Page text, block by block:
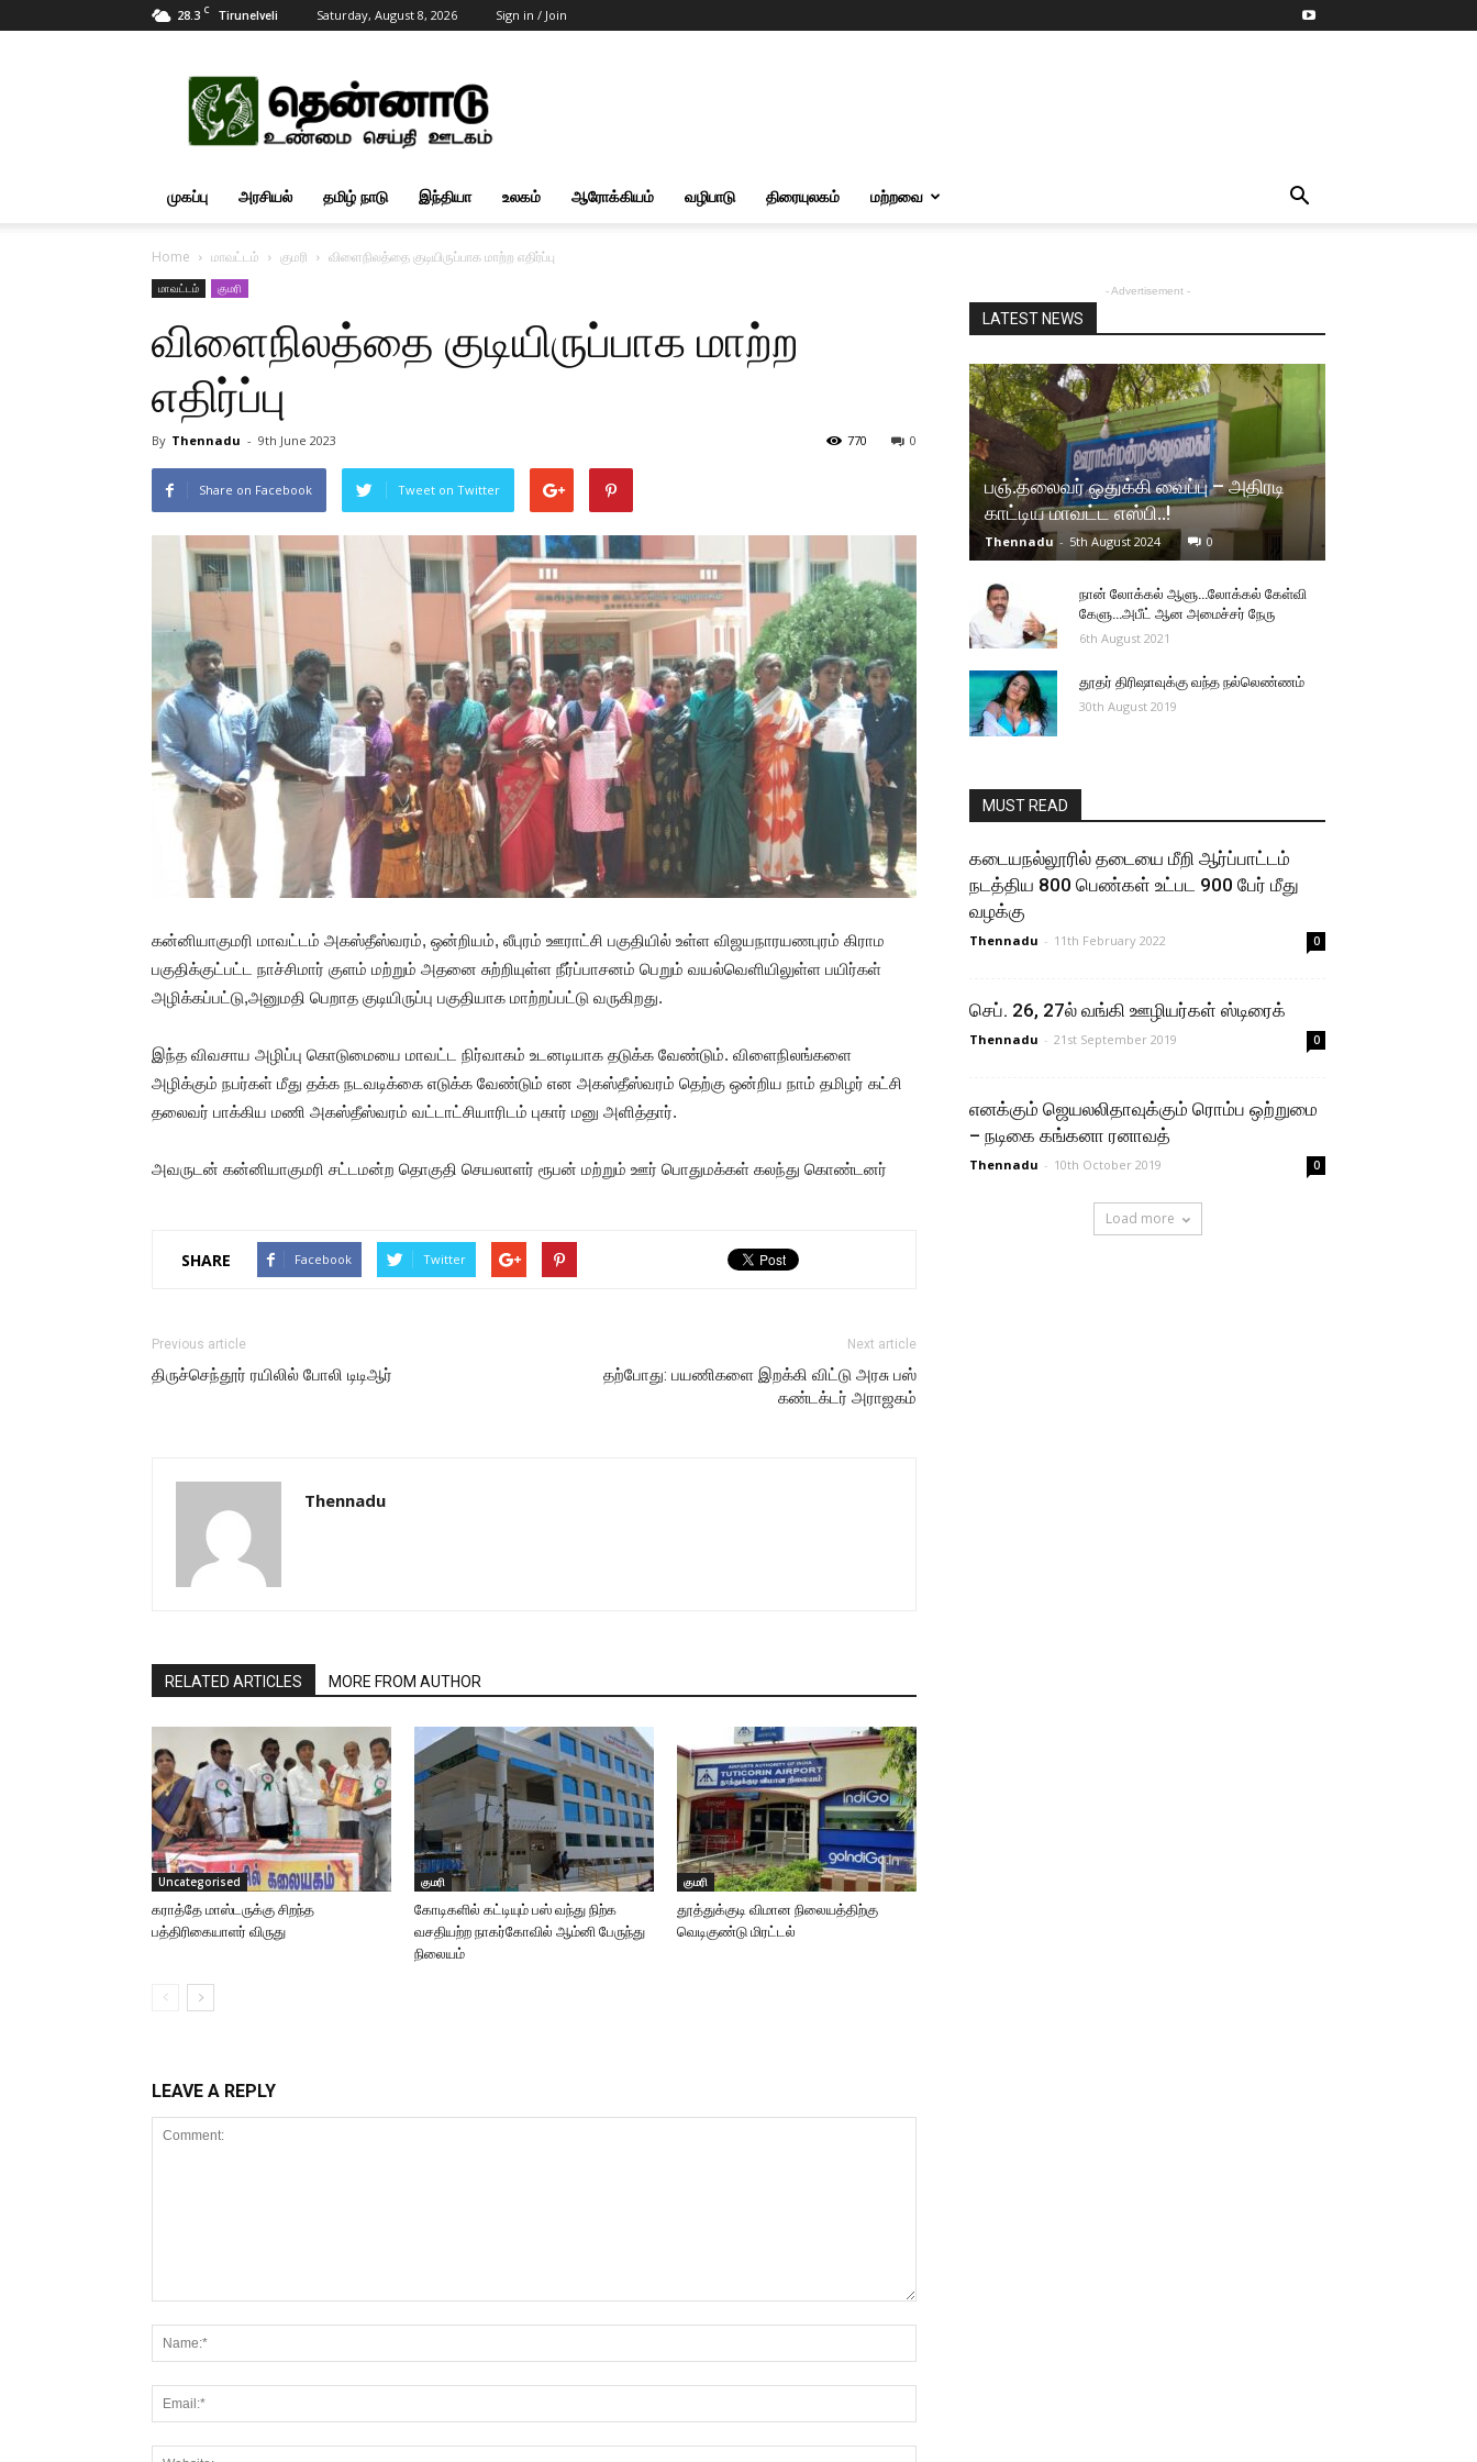
28.3 C Tirunelveli Saturday, August 8, 2026 Sign in / Join
Tamil
News
Updates
முகப்பு அரசியல் தமிழ் நாடு இந்தியா உலகம் ஆரோக்கியம் வழிபாடு திரையுலகம் மற்றவை
Home மாவட்டம் குமரி விளைநிலத்தை குடியிருப்பாக மாற்ற எதிர்ப்பு
மாவட்டம் குமரி
விளைநிலத்தை குடியிருப்பாக மாற்ற
எதிர்ப்பு
By Thennadu - 9th June 2023 0
770
Share on Facebook Tweet on Twitter
கன்னியாகுமரி மாவட்டம் அகஸ்தீஸ்வரம், ஒன்றியம், லீபுரம் ஊராட்சி பகுதியில் உள்ள விஜயநாரயணபுரம் கிராம
பகுதிக்குட்பட்ட நாச்சிமார் குளம் மற்றும் அதனை சுற்றியுள்ள நீர்ப்பாசனம் பெறும் வயல்வெளியிலுள்ள பயிர்கள்
அழிக்கப்பட்டு,அனுமதி பெறாத குடியிருப்பு பகுதியாக மாற்றப்பட்டு வருகிறது.
இந்த விவசாய அழிப்பு கொடுமையை மாவட்ட நிர்வாகம் உடனடியாக தடுக்க வேண்டும். விளைநிலங்களை
அழிக்கும் நபர்கள் மீது தக்க நடவடிக்கை எடுக்க வேண்டும் என அகஸ்தீஸ்வரம் தெற்கு ஒன்றிய நாம் தமிழர் கட்சி
தலைவர் பாக்கிய மணி அகஸ்தீஸ்வரம் வட்டாட்சியாரிடம் புகார் மனு அளித்தார்.
அவருடன் கன்னியாகுமரி சட்டமன்ற தொகுதி செயலாளர் ரூபன் மற்றும் ஊர் பொதுமக்கள் கலந்து கொண்டனர்
SHARE Facebook Twitter
Previous article
திருச்செந்தூர் ரயிலில் போலி டிடிஆர்
Next article
தற்போது: பயணிகளை இறக்கி விட்டு அரசு பஸ்
கண்டக்டர் அராஜகம்
Thennadu
RELATED ARTICLES MORE FROM AUTHOR
Uncategorised
கராத்தே மாஸ்டருக்கு சிறந்த
பத்திரிகையாளர் விருது
குமரி
கோடிகளில் கட்டியும் பஸ் வந்து நிற்க
வசதியற்ற நாகர்கோவில் ஆம்னி பேருந்து
நிலையம்
குமரி
தூத்துக்குடி விமான நிலையத்திற்கு
வெடிகுண்டு மிரட்டல்
LEAVE A REPLY
- Advertisement -
LATEST NEWS
பஞ்.தலைவர் ஒதுக்கி வைப்பு – அதிரடி
காட்டிய மாவட்ட எஸ்பி..!
Thennadu - 5th August 2024 0
நான் லோக்கல் ஆளு…லோக்கல் கேள்வி
கேளு…அபீட் ஆன அமைச்சர் நேரு
6th August 2021
தூதர் திரிஷாவுக்கு வந்த நல்லெண்ணம்
30th August 2019
MUST READ
கடையநல்லூரில் தடையை மீறி ஆர்ப்பாட்டம்
நடத்திய 800 பெண்கள் உட்பட 900 பேர் மீது
வழக்கு
Thennadu - 11th February 2022 0
செப். 26, 27ல் வங்கி ஊழியர்கள் ஸ்டிரைக்
Thennadu - 21st September 2019 0
எனக்கும் ஜெயலலிதாவுக்கும் ரொம்ப ஒற்றுமை
– நடிகை கங்கனா ரனாவத்
Thennadu - 10th October 2019 0
Load more